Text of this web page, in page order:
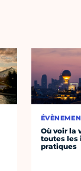
Où voir la
toutes les
pratiques